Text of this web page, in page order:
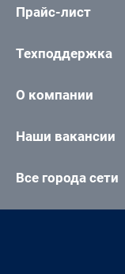
Прайс-лист
Техподдержка
О компании
Наши вакансии
Все города сети